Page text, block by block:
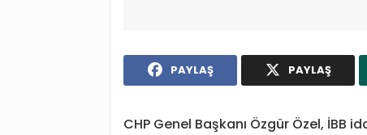
PAYLAŞ PAYLAŞ
CHP Genel Başkanı Özgür Özel,